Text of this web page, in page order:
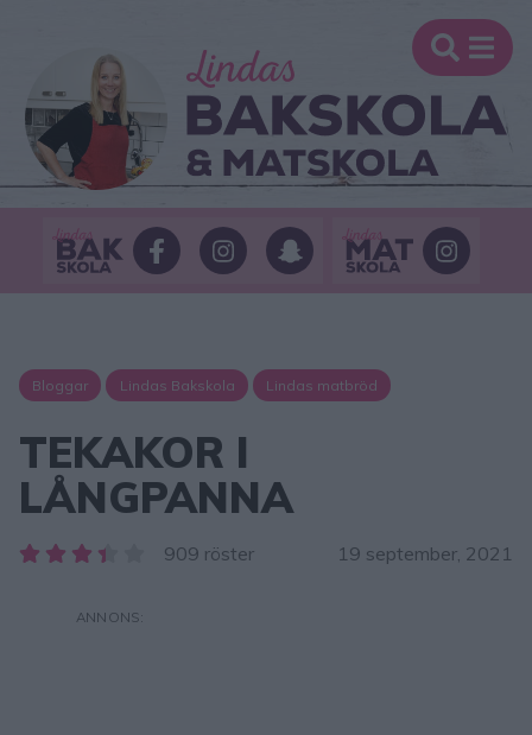
Bloggar Lindas Bakskola Lindas matbröd
TEKAKOR I
LÅNGPANNA
909 röster 19 september, 2021